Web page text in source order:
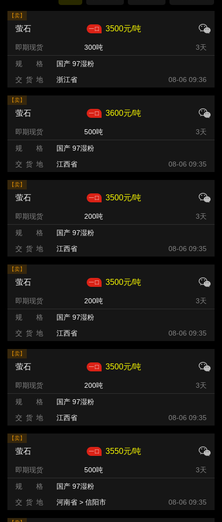
【卖】
萤石 3500元/吨
即期现货 300吨 3天
规 格
国产 97湿粉
交 货 地
浙江省 08-06 09:36
【卖】
萤石 3600元/吨
即期现货 500吨 3天
规 格
国产 97湿粉
交 货 地
江西省 08-06 09:35
【卖】
萤石 3500元/吨
即期现货 200吨 3天
规 格
国产 97湿粉
交 货 地
江西省 08-06 09:35
【卖】
萤石 3500元/吨
即期现货 200吨 3天
规 格
国产 97湿粉
交 货 地
江西省 08-06 09:35
【卖】
萤石 3500元/吨
即期现货 200吨 3天
规 格
国产 97湿粉
交 货 地
江西省 08-06 09:35
【卖】
萤石 3550元/吨
即期现货 500吨 3天
规 格
国产 97湿粉
交 货 地
河南省 > 信阳市 08-06 09:35